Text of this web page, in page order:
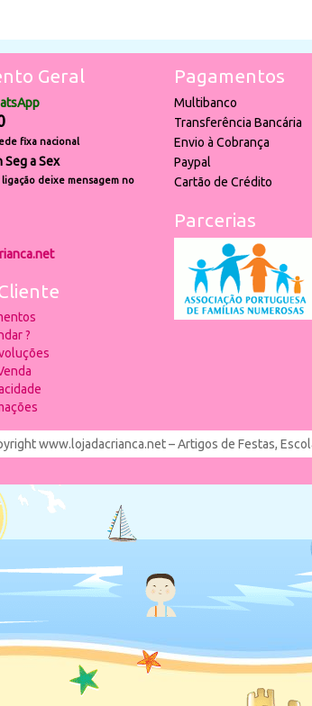
Geral
fixa nacional
Seg a Sex
ligação deixe mensagem no
?
Pagamentos
Multibanco
Transferência Bancária
Envio à Cobrança
Paypal
Cartão de Crédito
Parcerias
www.lojadacrianca.net – Artigos de Festas,